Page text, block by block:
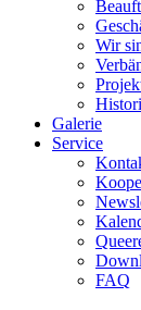
Wir
Galerie
Service
FAQ